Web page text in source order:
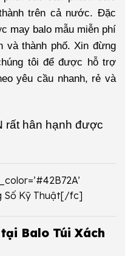
trên cả nước. Đặc
may balo mẫu miễn phí
và thành phố. Xin đừng
tôi để được hỗ trợ
yêu cầu nhanh, rẻ và
rất hân hạnh được
Số Kỹ Thuật[/fc]
Balo Túi Xách